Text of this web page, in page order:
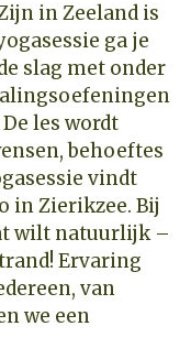
in Zeeland is
ga je
slag met onder
les wordt
behoeftes
vindt
in Zierikzee. Bij
wilt natuurlijk –
Ervaring
van
we een